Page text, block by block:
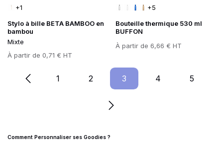
Stylo à bille BETA BAMBOO en
bambou
Mixte
Prix
À partir de 0,71 € HT
+1
Bouteille thermique 530 ml
BUFFON
Prix
À partir de 6,66 € HT
+5
Page
1 Page
2 Page
3 Page
4 Page
5
Informations complémentaires
Comment Personnaliser ses Goodies ?